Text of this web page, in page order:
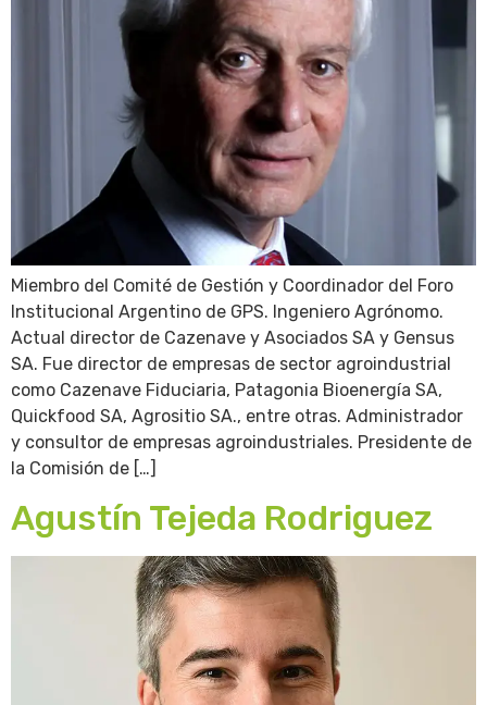
Miembro del Comité de Gestión y Coordinador del Foro
Institucional Argentino de GPS. Ingeniero Agrónomo.
Actual director de Cazenave y Asociados SA y Gensus
SA. Fue director de empresas de sector agroindustrial
como Cazenave Fiduciaria, Patagonia Bioenergía SA,
Quickfood SA, Agrositio SA., entre otras. Administrador
y consultor de empresas agroindustriales. Presidente de
la Comisión de […]
Agustín Tejeda Rodriguez